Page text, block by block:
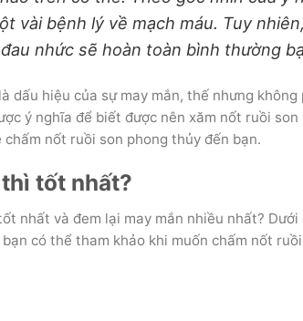
vài bệnh lý về mạch máu. Tuy
nhức sẽ hoàn toàn bình thường
dấu hiệu của sự may mắn, thế nhưng
ý nghĩa để biết được nên xăm nốt ruồi
nốt ruồi son phong thủy đến bạn.
tốt nhất?
nhất và đem lại may mắn nhiều nhất?
có thể tham khảo khi muốn chấm nốt